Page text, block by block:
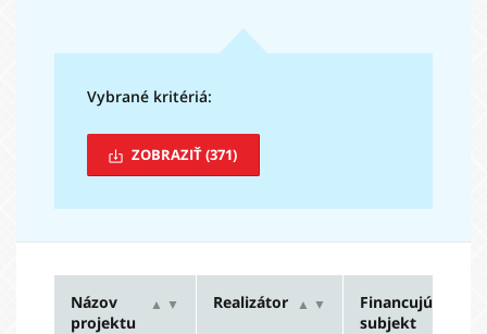
Vybrané kritériá:
ZOBRAZIŤ(371)
Názov
projektu
▲ ▼ Realizátor ▲ ▼
Financujúci
subjekt